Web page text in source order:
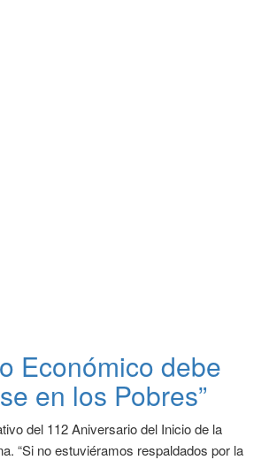
Económico debe
en los Pobres”
del 112 Aniversario del Inicio de la
“Si no estuviéramos respaldados por la